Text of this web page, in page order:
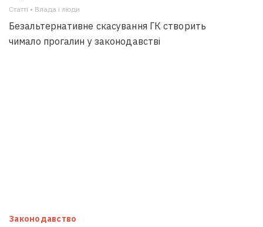
Статті • Влада i люди
Безальтернативне скасування ГК створить
чимало прогалин у законодавстві
Законодавство